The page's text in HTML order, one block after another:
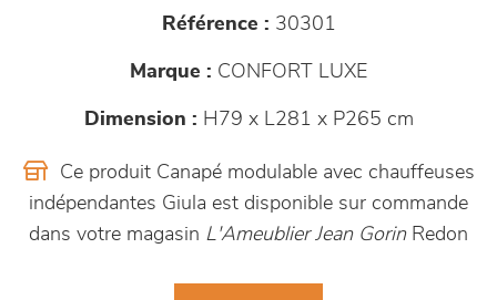
Référence : 30301
Marque : CONFORT LUXE
Dimension : H79 x L281 x P265 cm
Ce produit Canapé modulable avec chauffeuses
indépendantes Giula est disponible sur commande
dans votre magasin L'Ameublier Jean GorinRedon